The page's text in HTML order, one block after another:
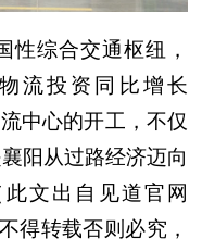
性综合交通枢纽，
流投资同比增长
中心的开工，不仅
阳从过路经济迈向
文出自见道官网
得转载否则必究，